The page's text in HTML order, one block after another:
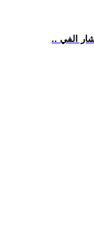
الفي